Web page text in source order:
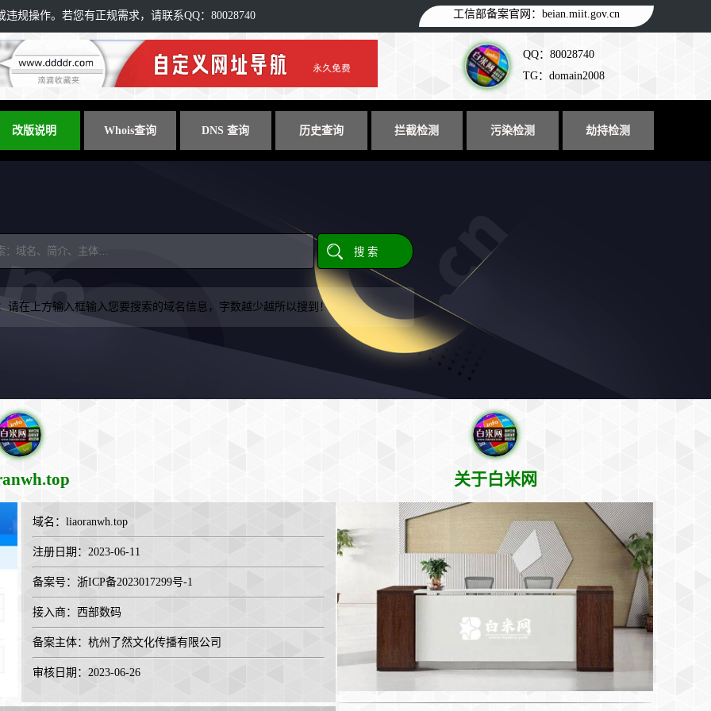
规操作。若您有正规需求，请联系QQ：80028740 工信部备案官网： beian.miit.gov.cn
QQ：80028740
TG：domain2008
改版说明 Whois查询 DNS 查询 历史查询 拦截检测 污染检测 劫持检测
请在上方输入框输入您要搜索的域名信息，字数越少越所以搜到！
域名： liaoranwh.top
注册日期：2023-06-11
备案号：浙ICP备2023017299号-1
接入商： 西部数码
备案主体：杭州了然文化传播有限公司
审核日期：2023-06-26
关于白米网